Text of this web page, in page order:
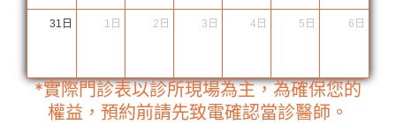
31日 1日 2日 3日 4日 5日 6日
*實際門診表以診所現場為主，為確保您的
權益，預約前請先致電確認當診醫師。